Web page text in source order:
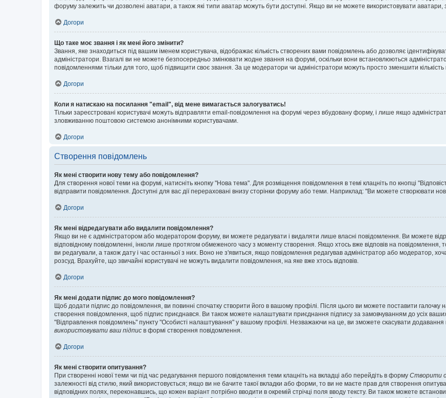
форуму залежить чи дозволені аватари, а також які типи аватар можуть бути доступні. Якщо ви не можете використовувати аватари,
Догори
Що таке моє звання і як мені його змінити?
Звання, яке знаходиться під вашим іменем користувача, відображає кількість створених вами повідомлень або дозволяє
адміністратори. Взагалі ви не можете безпосередньо змінювати жодне звання на форумі, оскільки вони встановлюються
повідомленнями тільки для того, щоб підвищити своє звання. За це модератори чи адміністратори можуть просто зменшити
Догори
Коли я натискаю на посилання "email", від мене вимагається залогуватись!
Тільки зареєстровані користувачі можуть відправляти email-повідомлення на форумі через вбудовану форму, і лише якщо
зловживанню поштовою системою анонімними користувачами.
Догори
Створення повідомлень
Як мені створити нову тему або повідомлення?
Для створення нової теми на форумі, натисніть кнопку "Нова тема". Для розміщення повідомлення в темі клацніть по кнопці
відправити повідомлення. Доступні для вас дії перераховані внизу сторінки форуму або теми. Наприклад: "Ви можете створювати
Догори
Як мені відредагувати або видалити повідомлення?
Якщо ви не є адміністратором або модератором форуму, ви можете редагувати і видаляти лише власні повідомлення. Ви можете
відповідному повідомленні, інколи лише протягом обмеженого часу з моменту створення. Якщо хтось вже відповів на повідомлення,
ви редагували, а також дату і час останньої з них. Воно не з'явиться, якщо повідомлення редагував адміністратор або модератор,
розсуд. Врахуйте, що звичайні користувачі не можуть видалити повідомлення, на яке вже хтось відповів.
Догори
Як мені додати підпис до мого повідомлення?
Щоб додати підпис до повідомлення, ви повинні спочатку створити його в вашому профілі. Після цього ви можете поставити галочку
створення повідомлення, щоб підпис приєднався. Ви також можете налаштувати приєднання підпису за замовчуванням до усіх
"Відправлення повідомлень" пункту "Особисті налаштування" у вашому профілі. Незважаючи на це, ви зможете скасувати
використовувати ваш підпис в формі створення повідомлення.
Догори
Як мені створити опитування?
При створенні нової теми чи під час редагування першого повідомлення теми клацніть на вкладці або перейдіть в форму Створити
залежності від стилю, який використовується; якщо ви не бачите такої вкладки або форми, то ви не маєте прав для створення
відповідних полях, переконавшись, що кожен варіант потрібно вводити в окремій стрічці поля вводу тексту. Ви також можете